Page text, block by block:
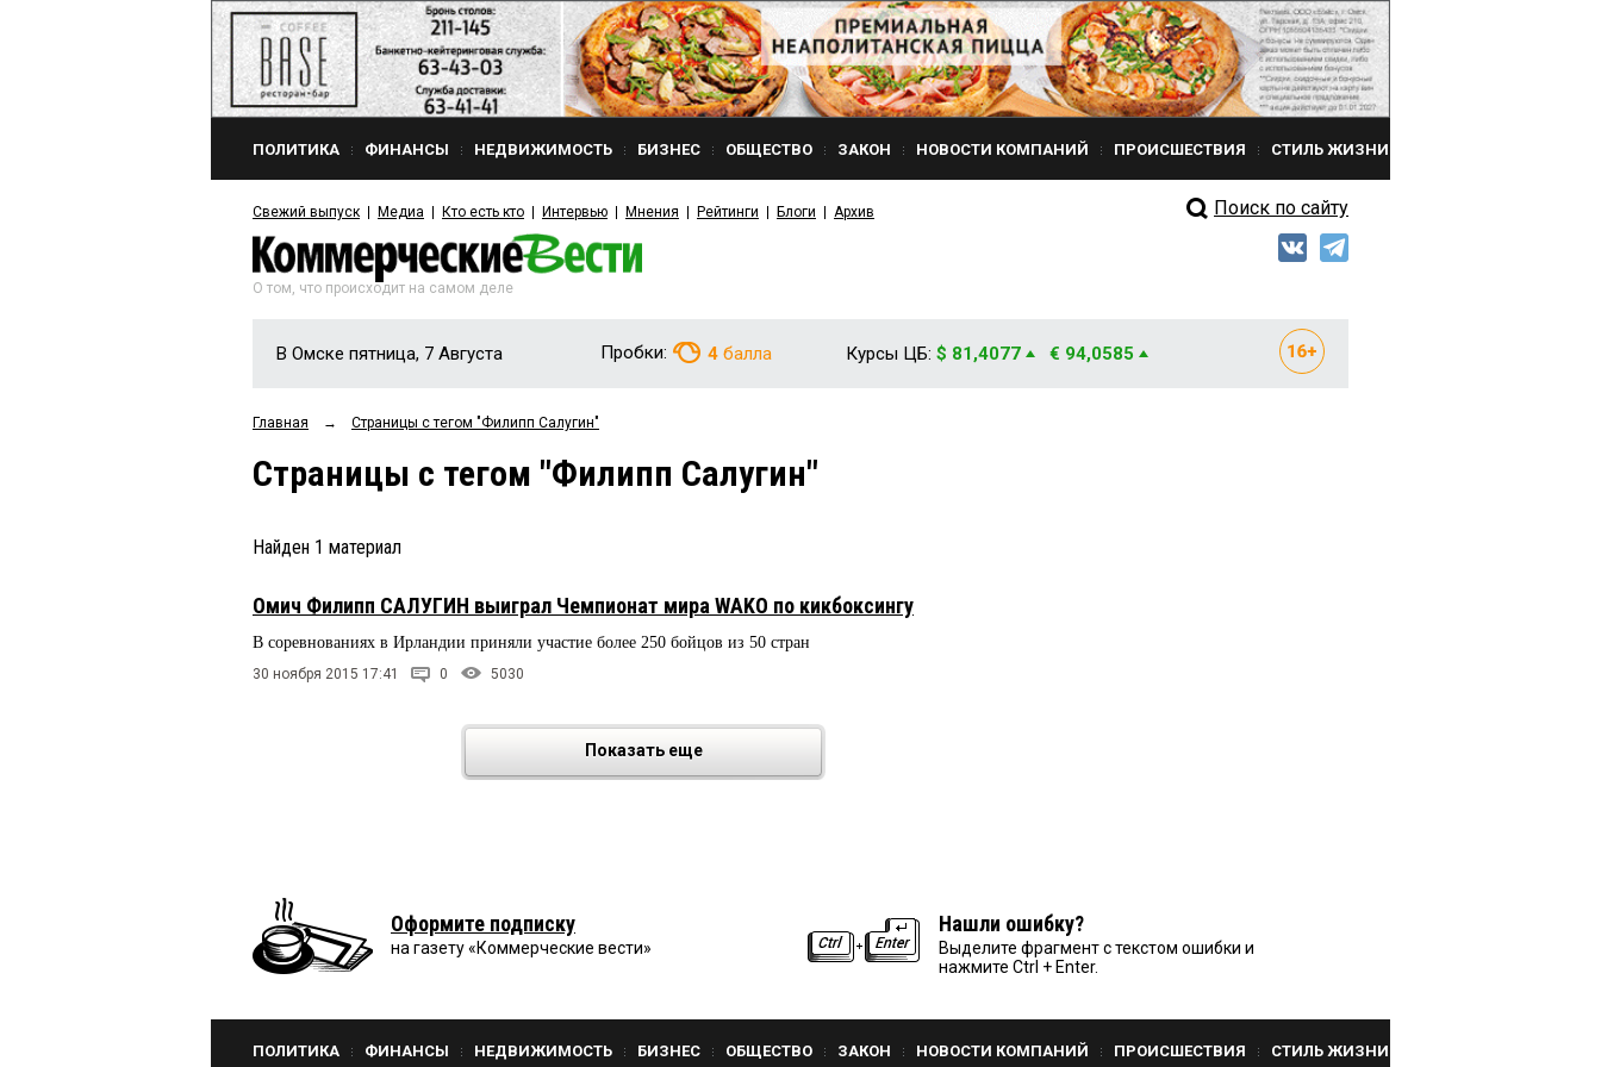
ПОЛИТИКА ФИНАНСЫ НЕДВИЖИМОСТЬ БИЗНЕС ОБЩЕСТВО ЗАКОН НОВОСТИ КОМПАНИЙ ПРОИСШЕСТВИЯ СТИЛЬ ЖИЗНИ
Свежий выпуск Медиа Кто есть кто Интервью Мнения Рейтинги Блоги Архив Поиск по сайту
О том, что происходит на самом деле
В Омске пятница, 7 Августа Пробки: 4 балла Курсы ЦБ: $ 81,4077 € 94,0585
Главная → Страницы c тегом "Филипп Салугин"
Страницы c тегом "Филипп Салугин"
Найден 1 материал
Омич Филипп САЛУГИН выиграл Чемпионат мира WAKO по кикбоксингу
В соревнованиях в Ирландии приняли участие более 250 бойцов из 50 стран
30 ноября 2015 17:41 0 5030
Показать еще
Оформите подписку
на газету «Коммерческие вести»
Нашли ошибку?
Выделите фрагмент с текстом ошибки и
нажмите Ctrl + Enter.
ПОЛИТИКА ФИНАНСЫ НЕДВИЖИМОСТЬ БИЗНЕС ОБЩЕСТВО ЗАКОН НОВОСТИ КОМПАНИЙ ПРОИСШЕСТВИЯ СТИЛЬ ЖИЗНИ